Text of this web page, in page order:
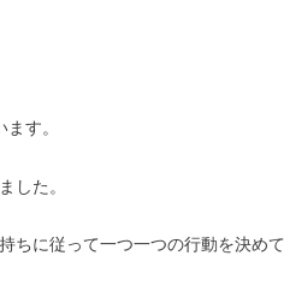
す。
した。
ちに従って一つ一つの行動を決めて